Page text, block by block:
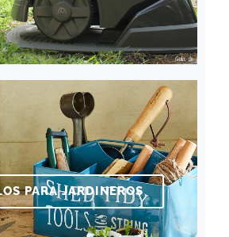
PARA JARDINEROS